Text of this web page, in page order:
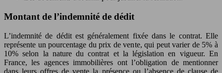
Montant de l’indemnité de dédit
L’indemnité de dédit est généralement fixée dans le contrat. Elle
représente un pourcentage du prix de vente, qui peut varier de 5% à
10% selon la nature du contrat et la législation en vigueur. En
France, les agences immobilières ont l’obligation de mentionner
dans leurs offres de vente la présence ou l’absence de clause de